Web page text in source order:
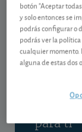
experta
y
para ti
botón "Aceptar
y solo entonces se
podrás configurar o
podrás ver la
cualquier momento.
alguna de estas dos